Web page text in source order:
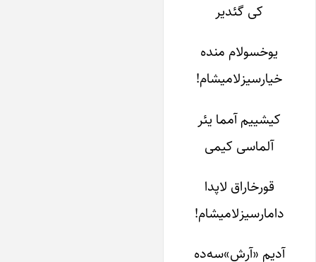
کی گئدیر
یوخسولام من­ده
خیارسیزلامیشام!
کیشی­یم آمما یئر
آلماسی کیمی
قورخاراق لاپ­دا
دامارسیزلامیشام!
آدیم «آرش»سه‌­ده